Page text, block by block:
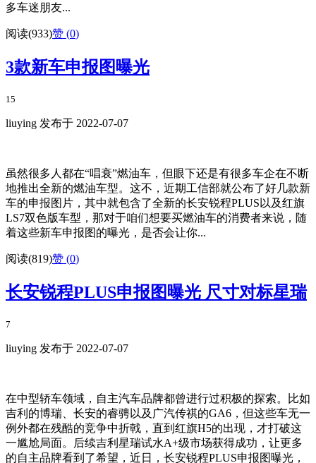
多车迷朋友...
阅读(933)赞 (0)
3款新车申报图曝光
15
liuying 发布于 2022-07-07
虽然很多人都在“唱衰”燃油车，但眼下还是有很多车企在不断
地推出全新的燃油车型。这不，近期工信部就公布了好几款新
车的申报图片，其中就包含了全新的长安锐程PLUS以及红旗
LS7双色版车型，那对于咱们想要买燃油车的消费者来说，随
着这些新车申报图的曝光，是否会让你...
阅读(819)赞 (0)
长安锐程PLUS申报图曝光 尺寸对标星瑞
7
liuying 发布于 2022-07-07
在中型轿车领域，自主汽车品牌都曾进行过积极的探索。比如
吉利的博瑞、长安的睿骋以及广汽传祺的GA6，但这些车无一
例外都在残酷的竞争中折戟，直到红旗H5的出现，才打破这
一尴尬局面。后续吉利星瑞试水A+级市场获得成功，让更多
的自主品牌看到了希望，近日，长安锐程PLUS申报图曝光，